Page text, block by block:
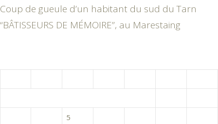
Coup de gueule d’un habitant du sud du Tarn
“BÂTISSEURS DE MÉMOIRE”, au Marestaing
5